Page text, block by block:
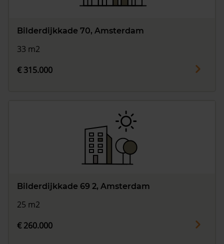
Bilderdijkkade 70, Amsterdam
33 m2
€ 315.000
Bilderdijkkade 69 2, Amsterdam
25 m2
€ 260.000